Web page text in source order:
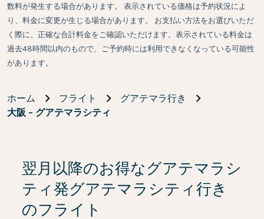
数料が発生する場合があります。 表示されている価格は予約状況によ
り、料金に変更が生じる場合があります。 お支払い方法をお選びいただ
く際に、正確な合計料金をご確認いただけます。表示されている料金は
過去48時間以内のもので、ご予約時には利用できなくなっている可能性
があります。
ホーム フライト
グアテマラ行き
大阪 - グアテマラシティ
翌月以降のお得なグアテマラシ
ティ発グアテマラシティ行き
のフライト
検索結果がない場合は、「オファーを見る」をクリック